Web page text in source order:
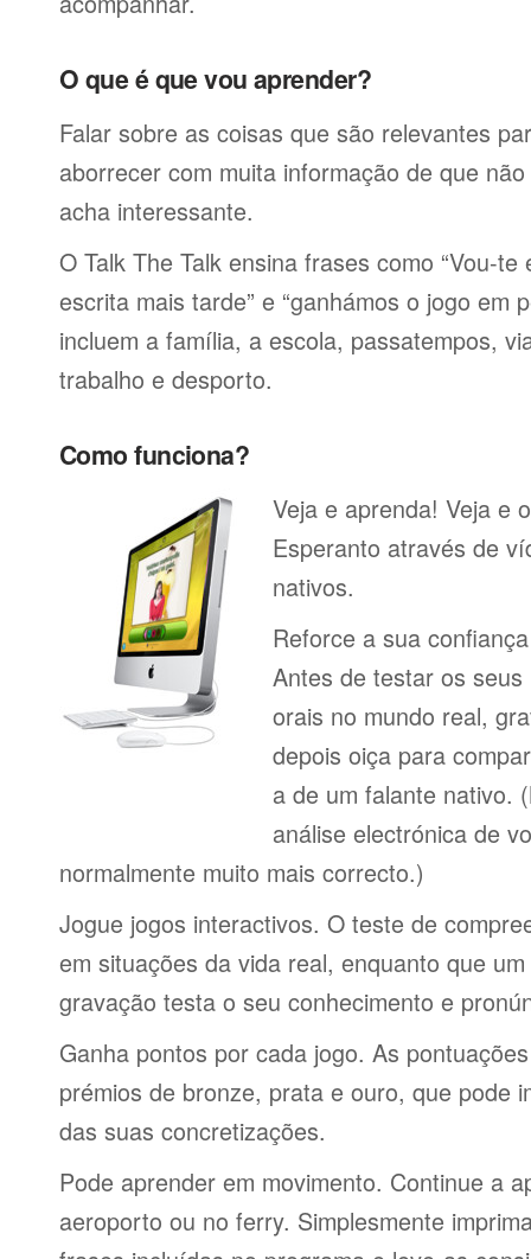
O que é que vou aprender?
Falar sobre as coisas que são relevantes
aborrecer com muita informação de que
acha interessante.
O Talk The Talk ensina frases como “Vou-
escrita mais tarde” e “ganhámos o jogo em
incluem a família, a escola, passatempos,
trabalho e desporto.
Como funciona?
Veja e aprenda! Veja e
Esperanto através de
nativos.
Reforce a sua
Antes de testar os
orais no mundo real,
depois oiça para
a de um falante nativo.
análise electrónica de
normalmente muito mais correcto.)
Jogue jogos interactivos. O teste de
em situações da vida real, enquanto que
gravação testa o seu conhecimento e
Ganha pontos por cada jogo. As
prémios de bronze, prata e ouro, que pode
das suas concretizações.
Pode aprender em movimento. Continue a
aeroporto ou no ferry. Simplesmente